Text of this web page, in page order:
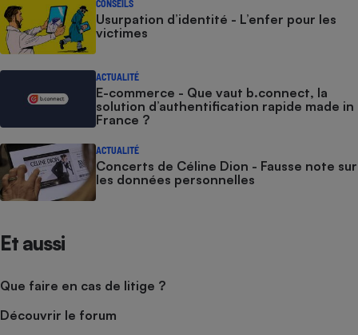
CONSEILS
Usurpation d’identité - L’enfer pour les
victimes
ACTUALITÉ
E-commerce - Que vaut b.connect, la
solution d’authentification rapide made in
France ?
ACTUALITÉ
Concerts de Céline Dion - Fausse note sur
les données personnelles
Et aussi
Que faire en cas de litige ?
Découvrir le forum